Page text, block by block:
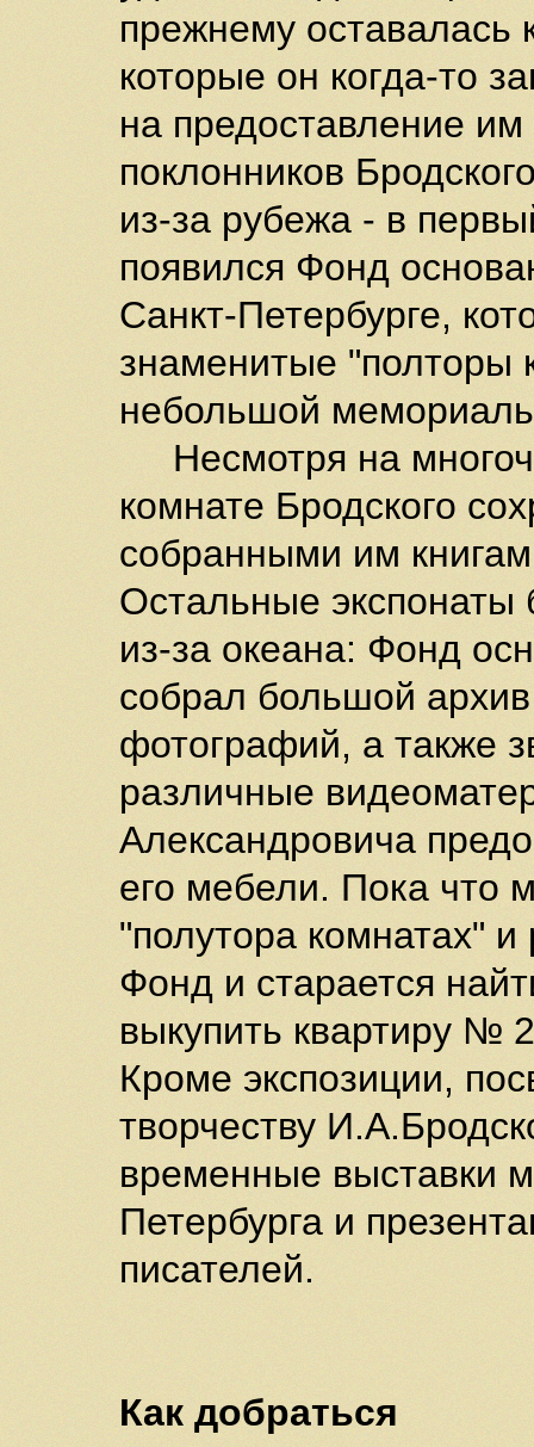
прежнему оставалась
которые он когда-то
на предоставление им
поклонников
из-за рубежа - в
появился Фонд
Санкт-Петербурге,
знаменитые "полторы
небольшой
Несмотря на
комнате Бродского
собранными им
Остальные
из-за океана: Фонд
собрал большой
фотографий, а также
различные
Александровича
его мебели. Пока что
"полутора комнатах" и
Фонд и старается
выкупить квартиру №
Кроме экспозиции,
творчеству
временные выставки
Петербурга и
писателей.
Как добраться